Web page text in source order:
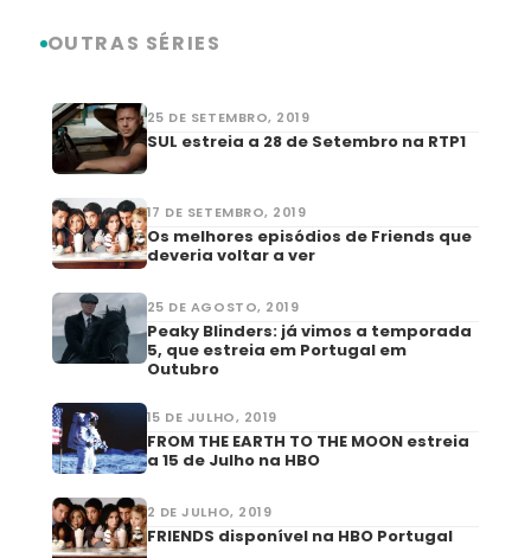
OUTRAS SÉRIES
25 DE SETEMBRO, 2019
SUL estreia a 28 de Setembro na RTP1
17 DE SETEMBRO, 2019
Os melhores episódios de Friends que
deveria voltar a ver
25 DE AGOSTO, 2019
Peaky Blinders: já vimos a temporada
5, que estreia em Portugal em
Outubro
15 DE JULHO, 2019
FROM THE EARTH TO THE MOON estreia
a 15 de Julho na HBO
2 DE JULHO, 2019
FRIENDS disponível na HBO Portugal